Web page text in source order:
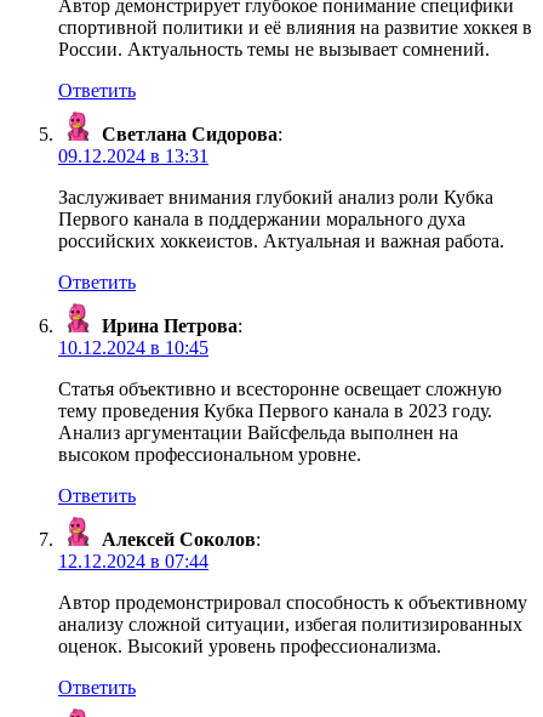
Автор демонстрирует глубокое понимание специфики
спортивной политики и её влияния на развитие хоккея в
России. Актуальность темы не вызывает сомнений.
Ответить
Светлана Сидорова:
09.12.2024 в 13:31
Заслуживает внимания глубокий анализ роли Кубка
Первого канала в поддержании морального духа
российских хоккеистов. Актуальная и важная работа.
Ответить
Ирина Петрова:
10.12.2024 в 10:45
Статья объективно и всесторонне освещает сложную
тему проведения Кубка Первого канала в 2023 году.
Анализ аргументации Вайсфельда выполнен на
высоком профессиональном уровне.
Ответить
Алексей Соколов:
12.12.2024 в 07:44
Автор продемонстрировал способность к объективному
анализу сложной ситуации, избегая политизированных
оценок. Высокий уровень профессионализма.
Ответить